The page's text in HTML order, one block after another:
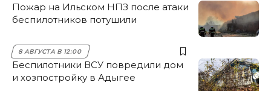
Пожар на Ильском НПЗ после атаки
беспилотников потушили
8 АВГУСТА В 12:00
Беспилотники ВСУ повредили дом
и хозпостройку в Адыгее